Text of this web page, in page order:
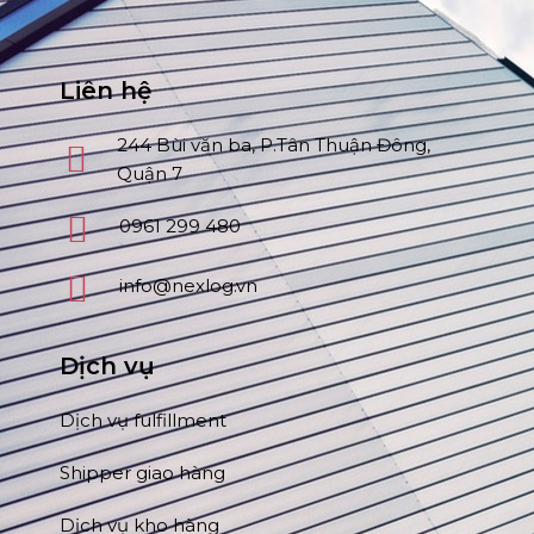
Liên hệ
244 Bùi văn ba, P.Tân Thuận Đông,
Quận 7
0961 299 480
info@nexlog.vn
Dịch vụ
Dịch vụ fulfillment
Shipper giao hàng
Dịch vụ kho hàng